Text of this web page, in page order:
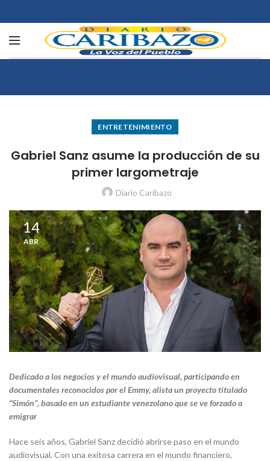
ENTRETENIMIENTO
Gabriel Sanz asume la producción de su
primer largometraje
Diario Caribazo
14
ABR
Dedicado a los negocios y el mundo audiovisual, participando en
documentales reconocidos por el Emmy, alista un proyecto titulado
“Simón”, basado en un estudiante venezolano que se ve forzado a
emigrar
Hace seis años, Gabriel Sanz decidió abrirse paso en el mundo
audiovisual. Con una exitosa carrera en el mundo financiero,